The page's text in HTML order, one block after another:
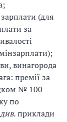
(для
за
винагорода
премії за
№ 100
по
див.приклади